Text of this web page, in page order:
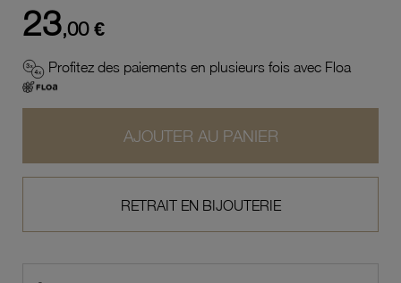
23,00 €
Profitez des paiements en plusieurs fois avec Floa
AJOUTER AU PANIER
RETRAIT EN BIJOUTERIE